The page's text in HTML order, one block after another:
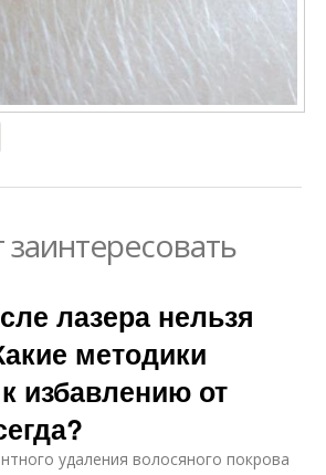
лазера нельзя
методики
избавлению от
удаления волосяного покрова